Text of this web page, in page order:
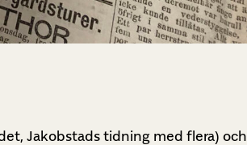
Jakobstads tidning med flera) och